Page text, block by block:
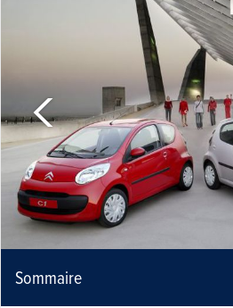
Sommaire